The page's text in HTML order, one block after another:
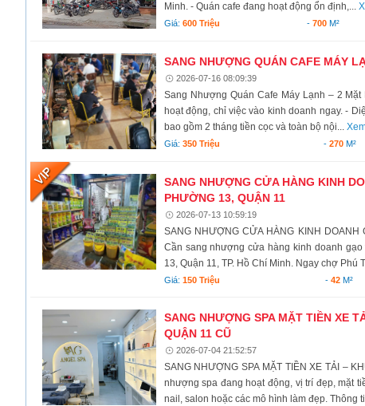
Minh. - Quán cafe đang hoạt động ổn định,...
Giá: 600 Triệu -700 M²
SANG NHƯỢNG QUÁN CAFE MÁY
2026-07-16 08:09:39
Sang Nhượng Quán Cafe Máy Lạnh – 2
hoạt động, chỉ việc vào kinh doanh ngay. -
bao gồm 2 tháng tiền cọc và toàn bộ nội...
Giá: 350 Triệu -270 M²
SANG NHƯỢNG CỬA HÀNG KINH
PHƯỜNG 13, QUẬN 11
2026-07-13 10:59:19
SANG NHƯỢNG CỬA HÀNG KINH
Cần sang nhượng cửa hàng kinh doanh
13, Quận 11, TP. Hồ Chí Minh. Ngay chợ Phú
Giá: 150 Triệu -42 M²
SANG NHƯỢNG SPA MẶT TIỀN XE
QUẬN 11 CŨ
2026-07-04 21:52:57
SANG NHƯỢNG SPA MẶT TIỀN XE TẢI –
nhượng spa đang hoạt động, vị trí đẹp, mặt
nail, salon hoặc các mô hình làm đẹp. Thông